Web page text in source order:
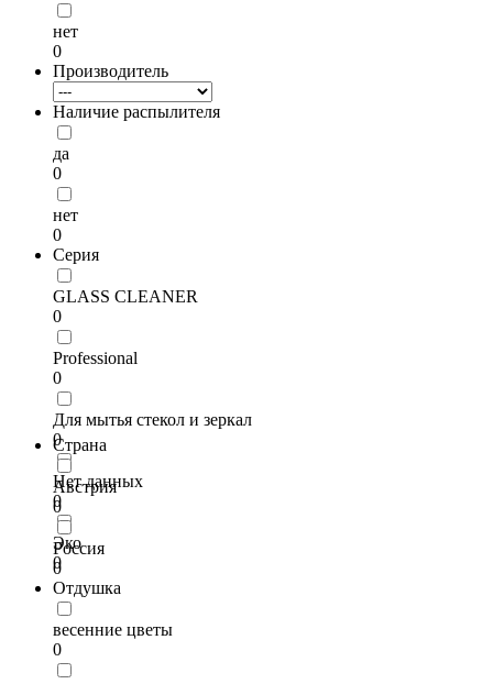
нет
0
Производитель
Наличие распылителя
да
0
нет
0
Серия
GLASS CLEANER
0
Professional
0
Для мытья стекол и зеркал
0
Нет данных
0
Эко
0
Страна
Австрия
0
Россия
0
Отдушка
весенние цветы
0